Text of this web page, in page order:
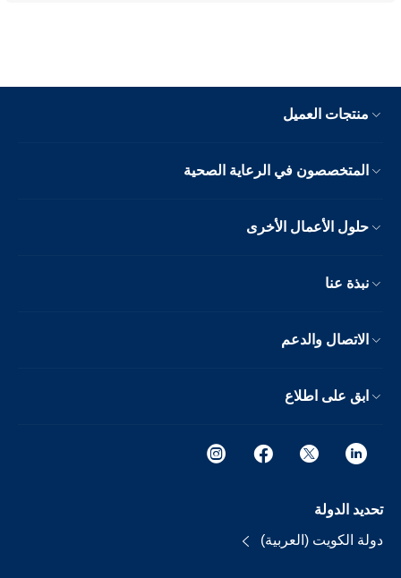
منتجات العميل
المتخصصون في الرعاية الصحية
حلول الأعمال الأخرى
نبذة عنا
الاتصال والدعم
ابق على اطلاع
تحديد الدولة
دولة الكويت (العربية)